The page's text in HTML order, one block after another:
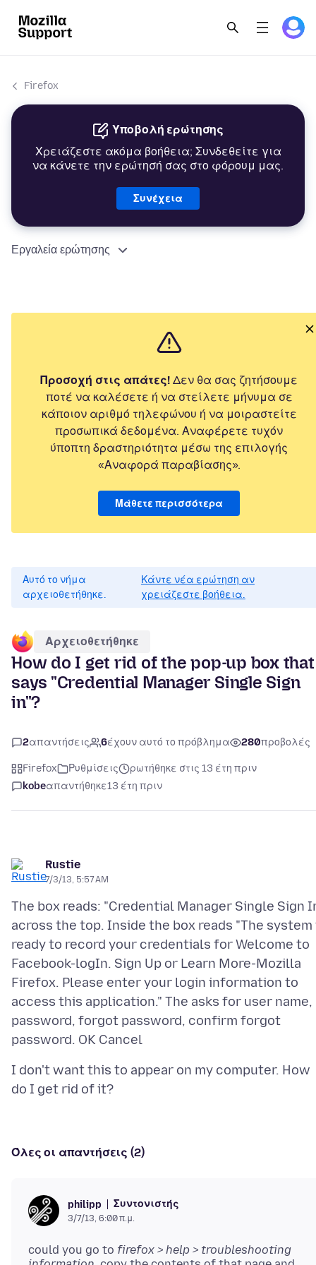
Firefox
Υποβολή ερώτησης
Χρειάζεστε ακόμα βοήθεια; Συνδεθείτε για
να κάνετε την ερώτησή σας στο φόρουμ μας.
Συνέχεια
Εργαλεία ερώτησης
Προσοχή στις απάτες! Δεν θα σας ζητήσουμε
ποτέ να καλέσετε ή να στείλετε μήνυμα σε
κάποιον αριθμό τηλεφώνου ή να μοιραστείτε
προσωπικά δεδομένα. Αναφέρετε τυχόν
ύποπτη δραστηριότητα μέσω της επιλογής
«Αναφορά παραβίασης».
Μάθετε περισσότερα
Αυτό το νήμα
αρχειοθετήθηκε.
Κάντε νέα ερώτηση αν
χρειάζεστε βοήθεια.
Αρχειοθετήθηκε
How do I get rid of the pop-up box that
says "Credential Manager Single Sign
in"?
2απαντήσεις 6έχουν αυτό το πρόβλημα 280προβολές
Firefox Ρυθμίσεις
ρωτήθηκε στις 13 έτη πριν
kobeαπαντήθηκε13 έτη πριν
Rustie
7/3/13, 5:57 AM
The box reads: "Credential Manager Single Sign
across the top. Inside the box reads "The system
ready to record your credentials for Welcome to
Facebook-logIn. Sign Up or Learn More-Mozilla
Firefox. Please enter your login information to
access this application." The asks for user name,
password, forgot password, confirm forgot
I don't want this to appear on my computer. How
Όλες οι απαντήσεις (2)
philipp Συντονιστής
3/7/13, 6:00 π.μ.
could you go to firefox > help > troubleshooting